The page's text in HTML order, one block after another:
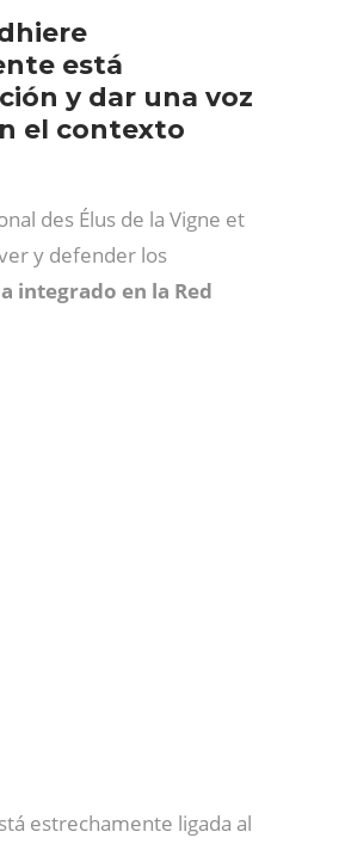
está
y dar una voz
el contexto
des Élus de la Vigne et
y defender los
integrado en la Red
estrechamente ligada al